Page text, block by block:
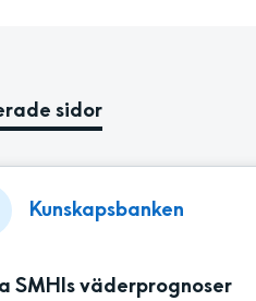
sidor
Kunskapsbanken
SMHIs väderprognoser